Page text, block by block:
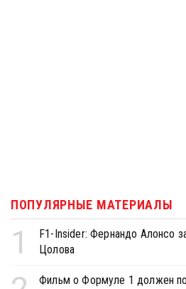
ПОПУЛЯРНЫЕ МАТЕРИАЛЫ
1
F1-Insider: Фернандо Алонсо
Цолова
Фильм о Формуле 1 должен